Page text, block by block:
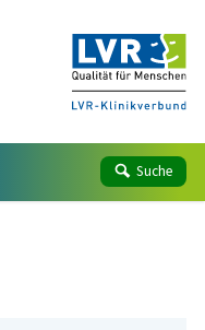
Suche